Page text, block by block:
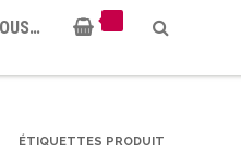
ÉTIQUETTES PRODUIT